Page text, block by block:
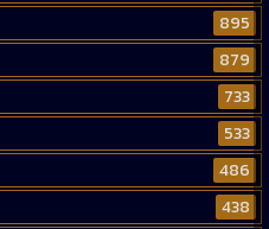
895
879
733
533
486
438